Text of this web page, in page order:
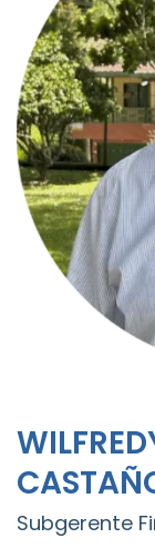
Subgerente